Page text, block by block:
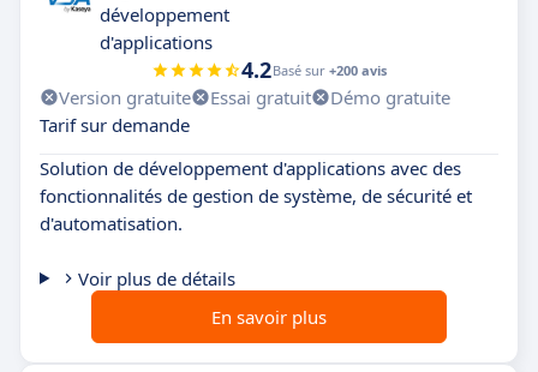
développement
d'applications
4.2Basé sur +200 avis
Version gratuite Essai gratuit
Démo gratuite
Tarif sur demande
Solution de développement d'applications avec des
fonctionnalités de gestion de système, de sécurité et
d'automatisation.
Voir plus de détails
En savoir plus